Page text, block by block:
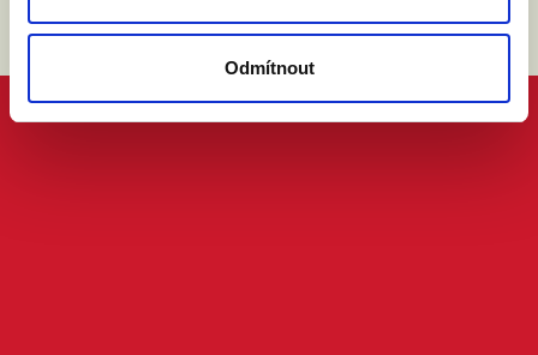
Odmítnout